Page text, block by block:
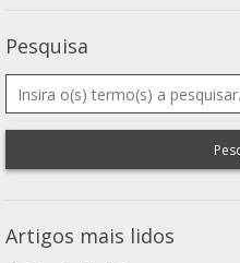
Pesquisa
Artigos mais lidos